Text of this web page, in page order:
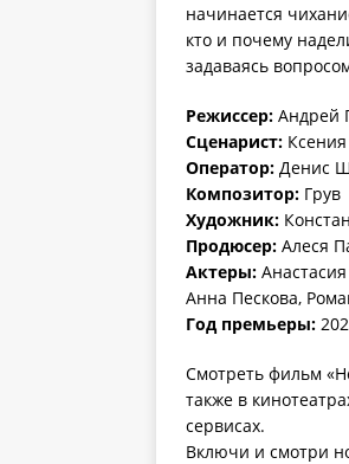
начинается
кто и почему
задаваясь
Режиссер: Андрей
Сценарист:
Оператор: Денис
Композитор: Грув
Художник:
Продюсер: Алеся
Актеры:
Анна Пескова,
Год премьеры:
Смотреть фильм
также в
сервисах.
Включи и смотри